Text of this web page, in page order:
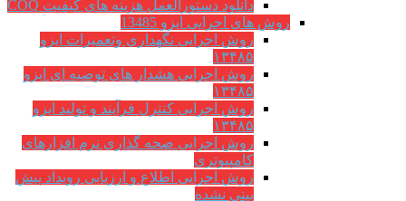
دانلود دستورالعمل هزینه های کیفیت COQ
روش های اجرایی ایزو 13485
روش اجرایی نگهداری وتعمیرات ایزو
۱۳۴۸۵
روش اجرایی هشدار های توصیه ای ایزو
۱۳۴۸۵
روش اجرایی کنترل فرآیند و تولید ایزو
۱۳۴۸۵
روش اجرایی صحه گذاری نرم افزارهای
کامپیوتری
روش اجرایی اطلاع و ارزیابی رویداد پیش
بینی نشده